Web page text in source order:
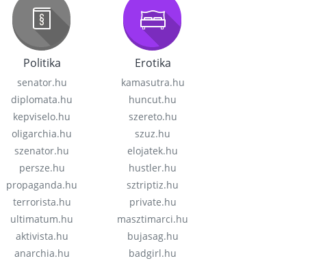
Politika
senator.hu
diplomata.hu
kepviselo.hu
oligarchia.hu
szenator.hu
persze.hu
propaganda.hu
terrorista.hu
ultimatum.hu
aktivista.hu
anarchia.hu
Erotika
kamasutra.hu
huncut.hu
szereto.hu
szuz.hu
elojatek.hu
hustler.hu
sztriptiz.hu
private.hu
masztimarci.hu
bujasag.hu
badgirl.hu